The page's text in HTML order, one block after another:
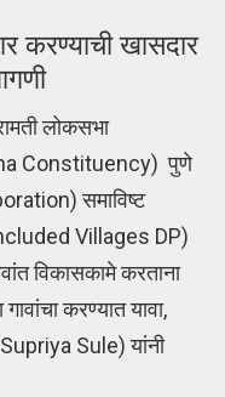
करण्याची खासदार
लोकसभा
Constituency) पुणे
समाविष्ट
Villages DP)
विकासकामे करताना
करण्यात यावा,
Sule) यांनी